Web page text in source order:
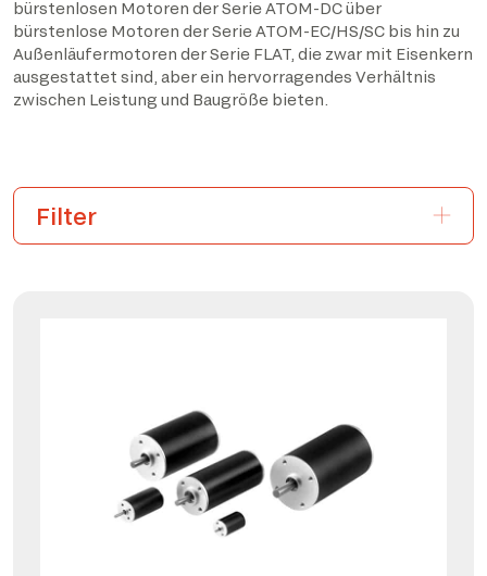
bürstenlosen Motoren der Serie ATOM-DC über
bürstenlose Motoren der Serie ATOM-EC/HS/SC bis hin zu
Außenläufermotoren der Serie FLAT, die zwar mit Eisenkern
ausgestattet sind, aber ein hervorragendes Verhältnis
zwischen Leistung und Baugröße bieten.